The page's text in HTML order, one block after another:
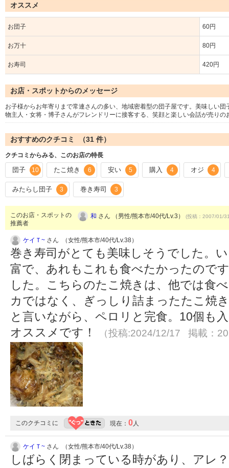
オススメ
お団子 60円
お万十 80円
お寿司 420円
お店・スポットからのメッセージ
お子様からお年寄りまで常連さんの多い、地域密着型の団子屋です。美味しい
物主人・女将・博子さんがフレンドリーに接客する、笑顔と楽しい会話が売りの
おすすめのクチコミ （31 件）
クチコミからみる、このお店の特長
団子 10 たこ焼き 6 安い 5 購入 4 オジ 4
みたらし団子 3 巻き寿司 3
このお店・スポットの
推薦者
和 さん （男性/熊本市/40代/Lv.3） (投稿：2007/01/
ケイＴ~ さん （女性/熊本市/40代/Lv.38）
巻き寿司がとても美味しそうでした。
富で、あれもこれも食べたかったので
した。こちらのたこ焼きは、他では食
カではなく、ぎっしり詰まったたこ焼
と言いながら、ペロリと完食。10個も
オススメです！
（投稿:2024/12/17 掲載：
このクチコミに 現在： 0人
ケイＴ~ さん （女性/熊本市/40代/Lv.38）
しばらく閉まっている時があり、アレ